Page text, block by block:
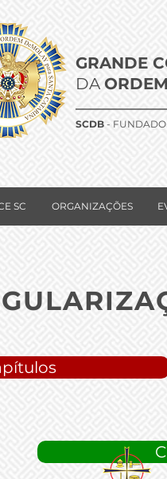
GRANDE
DA
SCDB - FUNDADO
SC ORGANIZAÇÕES